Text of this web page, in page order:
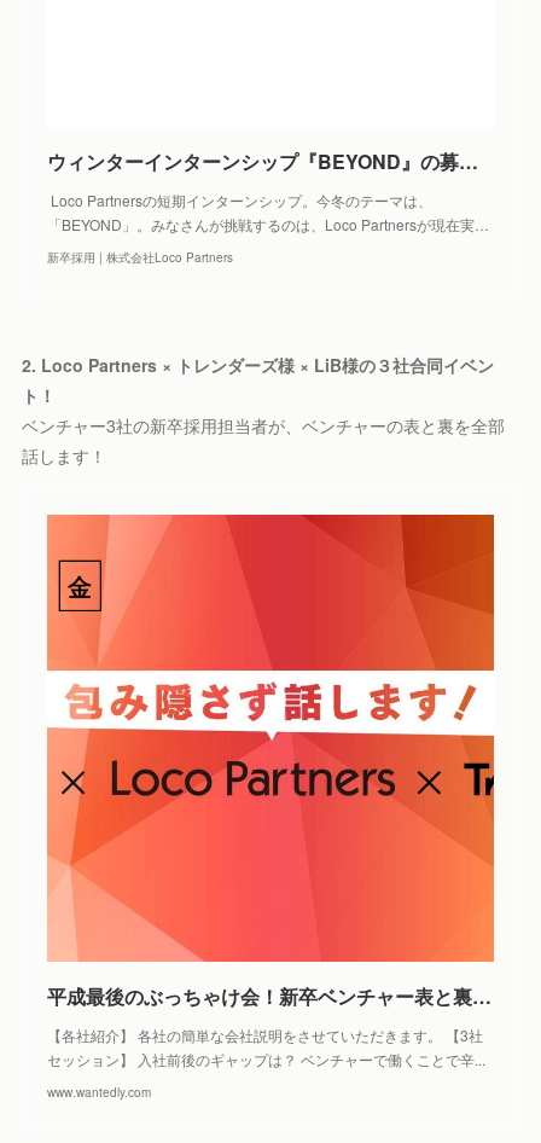
ウィンターインターンシップ『BEYOND』の募集を開始しました！ - 新卒採用 | 株式会社Loco Partners
Loco Partnersの短期インターンシップ。今冬のテーマは、
「BEYOND」。みなさんが挑戦するのは、Loco Partnersが現在実…
新卒採用 | 株式会社Loco Partners
2. Loco Partners × トレンダーズ様 × LiB様の３社合同イベン
ト！
ベンチャー3社の新卒採用担当者が、ベンチャーの表と裏を全部
話します！
平成最後のぶっちゃけ会！新卒ベンチャー表と裏 by 株式会社Loco Partners（Relux）
【各社紹介】 各社の簡単な会社説明をさせていただきます。 【3社
セッション】 入社前後のギャップは？ ベンチャーで働くことで辛...
www.wantedly.com